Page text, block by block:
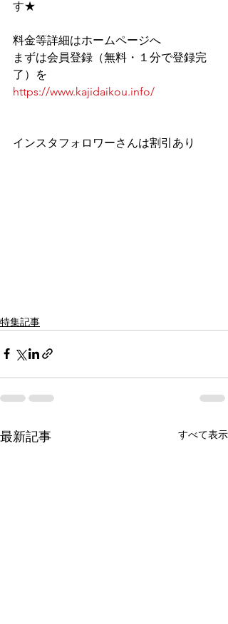
す★
料金等詳細はホームページへ
まずは会員登録（無料・１分で登録完
了）を
https://www.kajidaikou.info/
インスタフォロワーさんは割引あり
特集記事
最新記事 すべて表示